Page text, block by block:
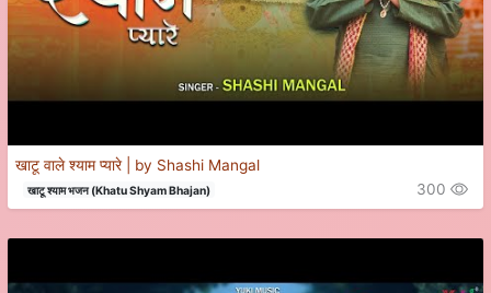
खाटू वाले श्याम प्यारे | by Shashi Mangal
खाटू श्याम भजन (Khatu Shyam Bhajan) 300